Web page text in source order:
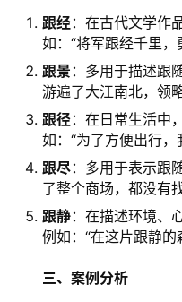
跟经：在古代文学作
如：“将军跟经千里，
跟景 ：多用于描述跟
游遍了大江南北，领
跟径：在日常生活中
如：“为了方便出行
跟尽：多用于表示跟
了整个商场，都没有
跟静：在描述环境、
例如：“在这片跟静
三、案例分析